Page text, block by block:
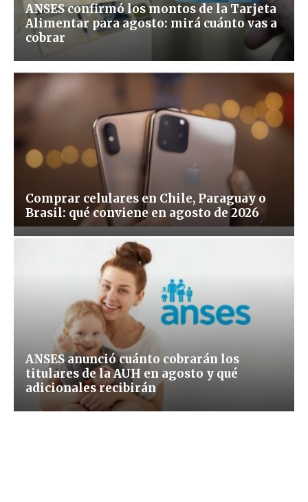
ANSES confirmó los montos de la Tarjeta
Alimentar para agosto: mirá cuánto vas a
cobrar
Comprar celulares en Chile, Paraguay o
Brasil: qué conviene en agosto de 2026
ANSES anunció cuánto cobrarán los
titulares de la AUH en agosto y qué
adicionales recibirán